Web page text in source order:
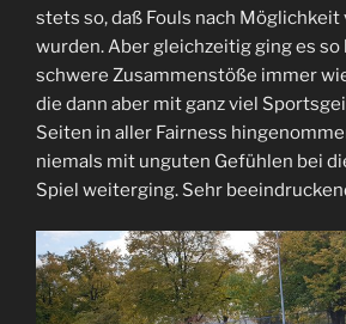
stets so, daß Fouls nach
wurden. Aber gleichzeitig ging es so
schwere Zusammenstöße immer
die dann aber mit ganz viel
Seiten in aller Fairness
niemals mit unguten Gefühlen bei
Spiel weiterging. Sehr